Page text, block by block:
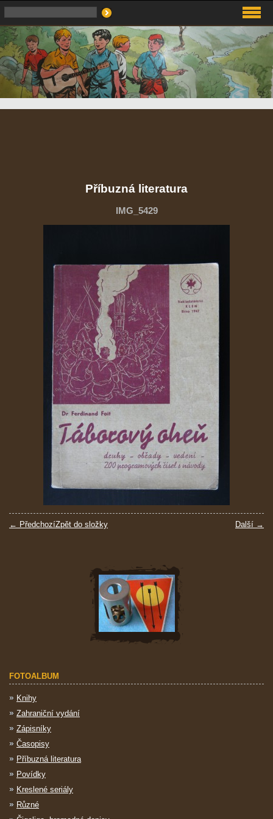
Příbuzná literatura
IMG_5429
← Předchozí Další →
Zpět do složky
FOTOALBUM
Knihy
Zahraniční vydání
Zápisníky
Časopisy
Příbuzná literatura
Povídky
Kreslené seriály
Různé